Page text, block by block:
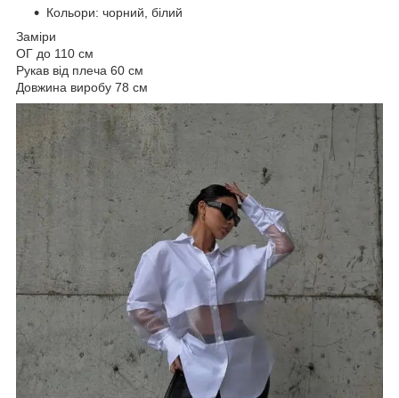
Кольори: чорний, білий
Заміри
ОГ до 110 см
Рукав від плеча 60 см
Довжина виробу 78 см